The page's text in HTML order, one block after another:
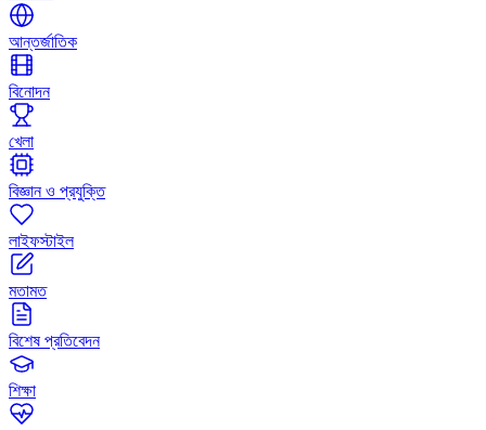
আন্তর্জাতিক
বিনোদন
খেলা
বিজ্ঞান ও প্রযুক্তি
লাইফস্টাইল
মতামত
বিশেষ প্রতিবেদন
শিক্ষা